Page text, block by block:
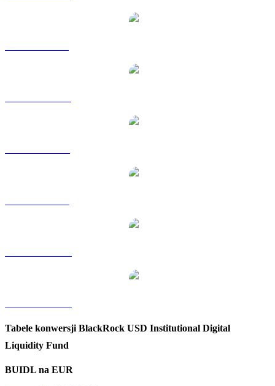
Tabele konwersji BlackRock USD Institutional Digital
Liquidity Fund
BUIDL na EUR